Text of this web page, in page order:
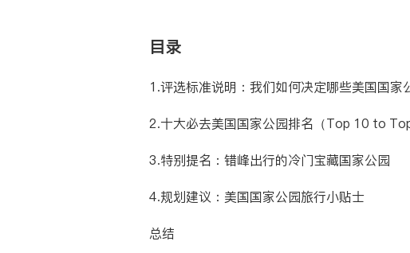
目录
1.评选标准说明：我们如何决定哪些美国国家
2.十大必去美国国家公园排名（Top 10 to
3.特别提名：错峰出行的冷门宝藏国家公园
4.规划建议：美国国家公园旅行小贴士
总结